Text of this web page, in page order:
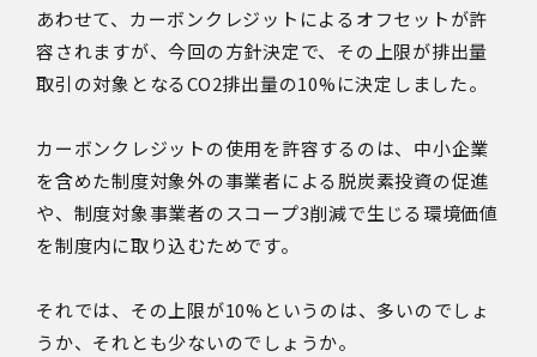
あわせて、カーボンクレジットによるオフセットが許
容されますが、今回の方針決定で、その上限が排出量
取引の対象となるCO2排出量の10%に決定しました。
カーボンクレジットの使用を許容するのは、中小企業
を含めた制度対象外の事業者による脱炭素投資の促進
や、制度対象事業者のスコープ3削減で生じる環境価値
を制度内に取り込むためです。
それでは、その上限が10%というのは、多いのでしょ
うか、それとも少ないのでしょうか。